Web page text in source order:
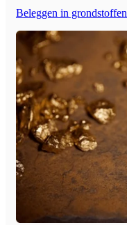
Beleggen in grondstoffen